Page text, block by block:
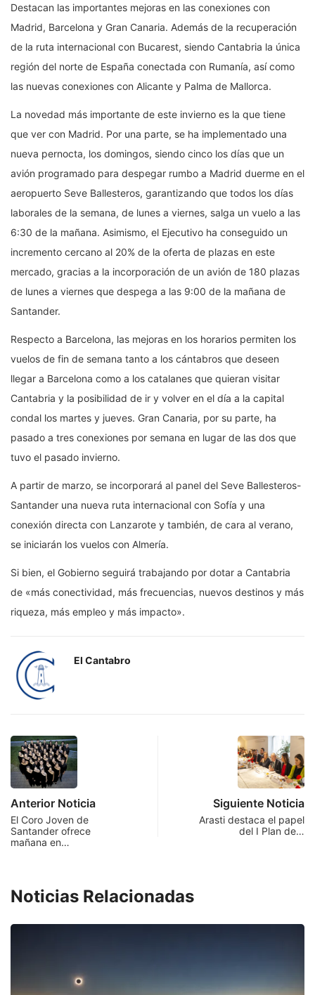
Destacan las importantes mejoras en las conexiones con
Madrid, Barcelona y Gran Canaria. Además de la recuperación
de la ruta internacional con Bucarest, siendo Cantabria la única
región del norte de España conectada con Rumanía, así como
las nuevas conexiones con Alicante y Palma de Mallorca.
La novedad más importante de este invierno es la que tiene
que ver con Madrid. Por una parte, se ha implementado una
nueva pernocta, los domingos, siendo cinco los días que un
avión programado para despegar rumbo a Madrid duerme en el
aeropuerto Seve Ballesteros, garantizando que todos los días
laborales de la semana, de lunes a viernes, salga un vuelo a las
6:30 de la mañana. Asimismo, el Ejecutivo ha conseguido un
incremento cercano al 20% de la oferta de plazas en este
mercado, gracias a la incorporación de un avión de 180 plazas
de lunes a viernes que despega a las 9:00 de la mañana de
Santander.
Respecto a Barcelona, las mejoras en los horarios permiten los
vuelos de fin de semana tanto a los cántabros que deseen
llegar a Barcelona como a los catalanes que quieran visitar
Cantabria y la posibilidad de ir y volver en el día a la capital
condal los martes y jueves. Gran Canaria, por su parte, ha
pasado a tres conexiones por semana en lugar de las dos que
tuvo el pasado invierno.
A partir de marzo, se incorporará al panel del Seve Ballesteros-
Santander una nueva ruta internacional con Sofía y una
conexión directa con Lanzarote y también, de cara al verano,
se iniciarán los vuelos con Almería.
Si bien, el Gobierno seguirá trabajando por dotar a Cantabria
de «más conectividad, más frecuencias, nuevos destinos y más
riqueza, más empleo y más impacto».
El Cantabro
Anterior Noticia
El Coro Joven de
Santander ofrece
mañana en…
Siguiente Noticia
Arasti destaca el papel
del I Plan de…
Noticias Relacionadas